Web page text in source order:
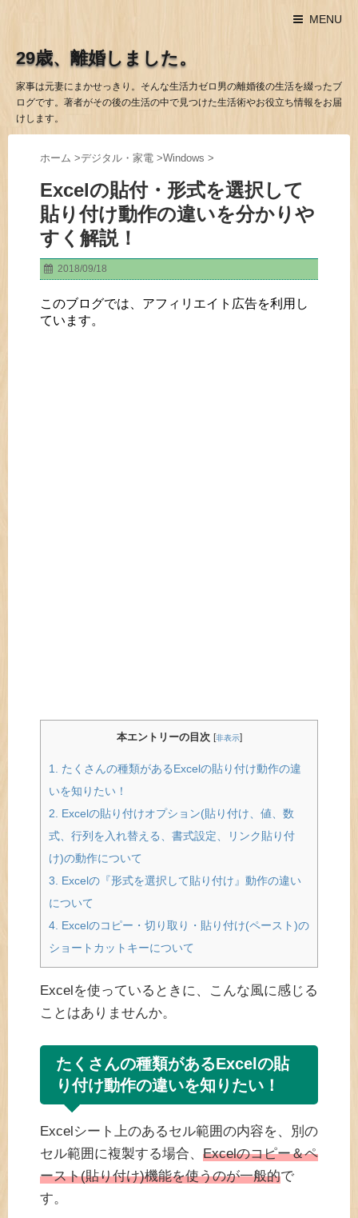
MENU
29歳、離婚しました。
家事は元妻にまかせっきり。そんな生活力ゼロ男の離婚後の生活を綴ったブ
ログです。著者がその後の生活の中で見つけた生活術やお役立ち情報をお届
けします。
ホーム >デジタル・家電 >Windows >
Excelの貼付・形式を選択して
貼り付け動作の違いを分かりや
すく解説！
2018/09/18
このブログでは、アフィリエイト広告を利用し
ています。
本エントリーの目次 [非表示]
1. たくさんの種類があるExcelの貼り付け動作の違
いを知りたい！
2. Excelの貼り付けオプション(貼り付け、値、数
式、行列を入れ替える、書式設定、リンク貼り付
け)の動作について
3. Excelの『形式を選択して貼り付け』動作の違い
について
4. Excelのコピー・切り取り・貼り付け(ペースト)の
ショートカットキーについて
Excelを使っているときに、こんな風に感じる
ことはありませんか。
たくさんの種類があるExcelの貼
り付け動作の違いを知りたい！
Excelシート上のあるセル範囲の内容を、別の
セル範囲に複製する場合、 Excelのコピー＆ペ
ースト(貼り付け)機能を使うのが一般的で
す。